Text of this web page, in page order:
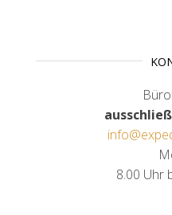
8.00 Uhr